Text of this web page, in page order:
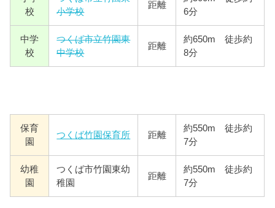
校
小学校
距離
6分
中学
校
つくば市立竹園東
中学校
距離
約650m 徒歩約
8分
保育
園
つくば竹園保育所 距離
約550m 徒歩約
7分
幼稚
園
つくば市竹園東幼
稚園
距離
約550m 徒歩約
7分